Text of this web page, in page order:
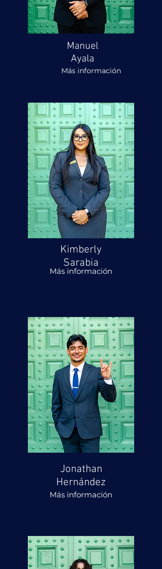
Manuel
Ayala
Más información
Kimberly
Sarabia
Más información
Jonathan
Hernández
Más información